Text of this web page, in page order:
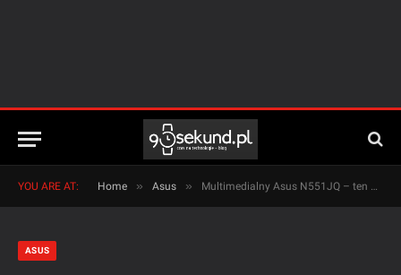
YOU ARE AT: Home » Asus » Multimedialny Asus N551JQ – ten notebook obsłużysz inaczej niż wszystkie inne! #CES2015
ASUS